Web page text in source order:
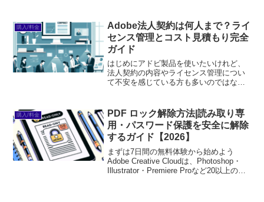
ポートしてくれますが、税金の取り扱い
や申告方法については初心...
購入/料金
Adobe法人契約は何人まで？ライ
センス管理とコスト見積もり完全
ガイド
はじめにアドビ製品を使いたいけれど、
法人契約の内容やライセンス管理につい
て不安を感じている方も多いのではない
人契約の基本や管理方法、コスト見積も
りのポイントを詳しく解説...
購入/料金
PDF ロック解除方法|読み取り専
用・パスワード保護を安全に解除
するガイド【2026】
まずは7日間の無料体験から始めよう
Adobe Creative Cloudは、Photoshop・
Illustrator・Premiere Proなど20以上のア